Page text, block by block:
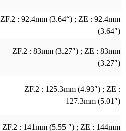
ZF.2 : 92.4mm (3.64“) ; ZE : 92.4mm
(3.64″)
ZF.2 : 83mm (3.27″) ; ZE : 83mm
(3.27″)
ZF.2 : 125.3mm (4.93″) ; ZE :
127.3mm (5.01″)
ZF.2 : 141mm (5.55 ″) ; ZE : 144mm